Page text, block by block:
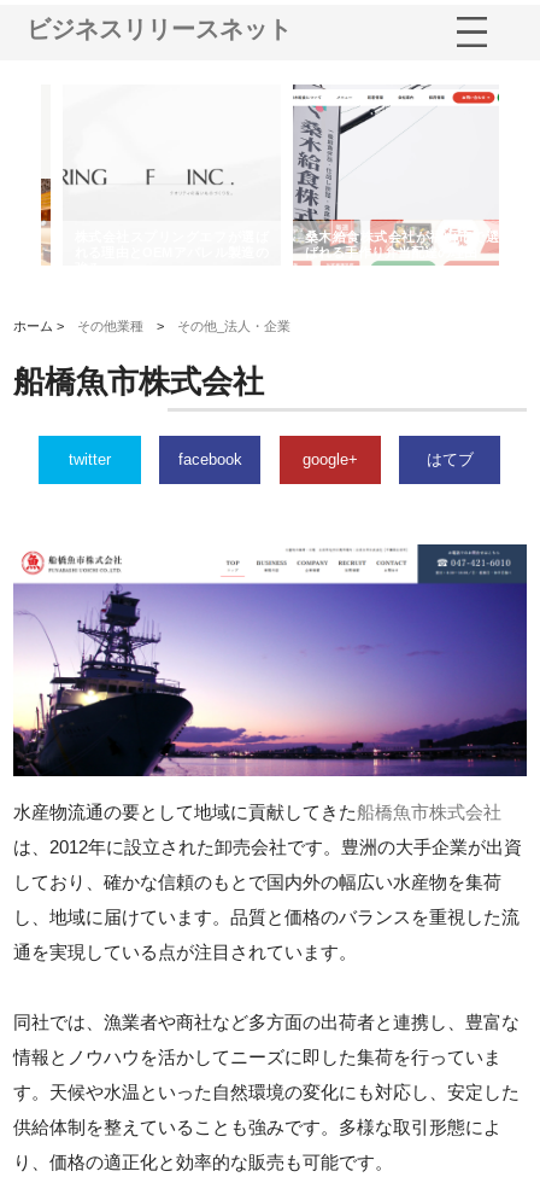
ビジネスリリースネット
桑木給食株式会社が福山市で選
ばれる手作り弁当配達の理由
ホーム > その他業種 > その他_法人・企業
船橋魚市株式会社
twitter facebook google+ はてブ
水産物流通の要として地域に貢献してきた船橋魚市株式会社
は、2012年に設立された卸売会社です。豊洲の大手企業が出資
しており、確かな信頼のもとで国内外の幅広い水産物を集荷
し、地域に届けています。品質と価格のバランスを重視した流
通を実現している点が注目されています。
同社では、漁業者や商社など多方面の出荷者と連携し、豊富な
情報とノウハウを活かしてニーズに即した集荷を行っていま
す。天候や水温といった自然環境の変化にも対応し、安定した
供給体制を整えていることも強みです。多様な取引形態によ
り、価格の適正化と効率的な販売も可能です。